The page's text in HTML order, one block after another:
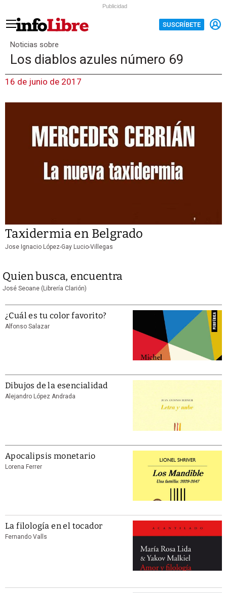
Publicidad
SUSCRÍBETE
Noticias sobre
Los diablos azules número 69
16 de junio de 2017
Taxidermia en Belgrado
Jose Ignacio López-Gay Lucio-Villegas
Quien busca, encuentra
José Seoane (Librería Clarión)
¿Cuál es tu color favorito?
Alfonso Salazar
Dibujos de la esencialidad
Alejandro López Andrada
Apocalipsis monetario
Lorena Ferrer
La filología en el tocador
Fernando Valls